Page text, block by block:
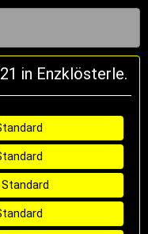
in Enzklösterle.
Standard